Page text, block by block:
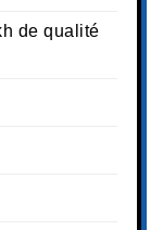
de qualité